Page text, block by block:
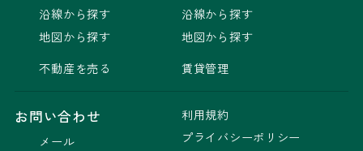
沿線から探す
地図から探す
不動産を売る
沿線から探す
地図から探す
賃貸管理
お問い合わせ
メール
利用規約
プライバシーポリシー